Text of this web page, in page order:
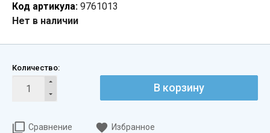
Код артикула: 9761013
Нет в наличии
Количество:
В корзину
Сравнение Избранное